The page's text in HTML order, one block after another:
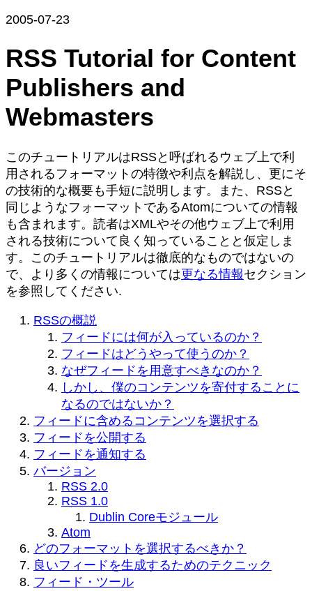
2005-07-23
RSS Tutorial for Content
Publishers and
Webmasters
このチュートリアルはRSSと呼ばれるウェブ上で利
用されるフォーマットの特徴や利点を解説し、更にそ
の技術的な概要も手短に説明します。また、RSSと
同じようなフォーマットであるAtomについての情報
も含まれます。読者はXMLやその他ウェブ上で利用
される技術について良く知っていることと仮定しま
す。このチュートリアルは徹底的なものではないの
で、より多くの情報については更なる情報セクション
を参照してください.
RSSの概説
フィードには何が入っているのか？
フィードはどうやって使うのか？
なぜフィードを用意すべきなのか？
しかし、僕のコンテンツを寄付することに
なるのではないか？
フィードに含めるコンテンツを選択する
フィードを公開する
フィードを通知する
バージョン
RSS 2.0
RSS 1.0
Dublin Coreモジュール
Atom
どのフォーマットを選択するべきか？
良いフィードを生成するためのテクニック
フィード・ツール